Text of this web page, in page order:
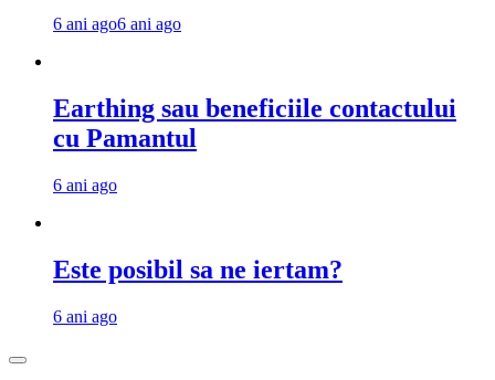
6 ani ago6 ani ago
Earthing sau beneficiile contactului
cu Pamantul
6 ani ago
Este posibil sa ne iertam?
6 ani ago